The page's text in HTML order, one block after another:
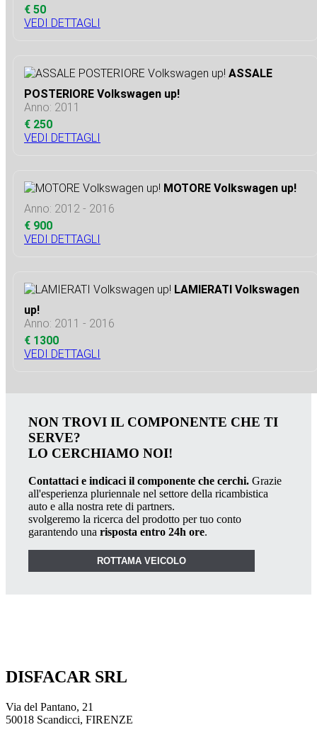
€ 50
VEDI DETTAGLI
ASSALE
POSTERIORE Volkswagen up!
Anno: 2011
€ 250
VEDI DETTAGLI
MOTORE Volkswagen up!
Anno: 2012 - 2016
€ 900
VEDI DETTAGLI
LAMIERATI Volkswagen
up!
Anno: 2011 - 2016
€ 1300
VEDI DETTAGLI
NON TROVI IL COMPONENTE CHE TI
SERVE?
LO CERCHIAMO NOI!
Contattaci e indicaci il componente che cerchi. Grazie
all'esperienza pluriennale nel settore della ricambistica
auto e alla nostra rete di partners.
svolgeremo la ricerca del prodotto per tuo conto
garantendo una risposta entro 24h ore.
ROTTAMA VEICOLO
DISFACAR SRL
Via del Pantano, 21
50018 Scandicci, FIRENZE